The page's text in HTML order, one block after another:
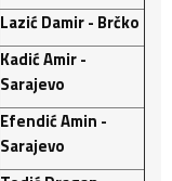
Lazić Damir - Brčko
Kadić Amir -
Sarajevo
Efendić Amin -
Sarajevo